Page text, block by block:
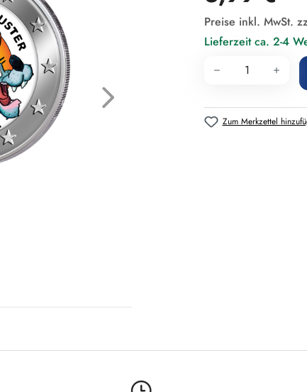
Preise inkl. MwSt.
Lieferzeit ca. 2-4
Produkt
Zum Merkzettel